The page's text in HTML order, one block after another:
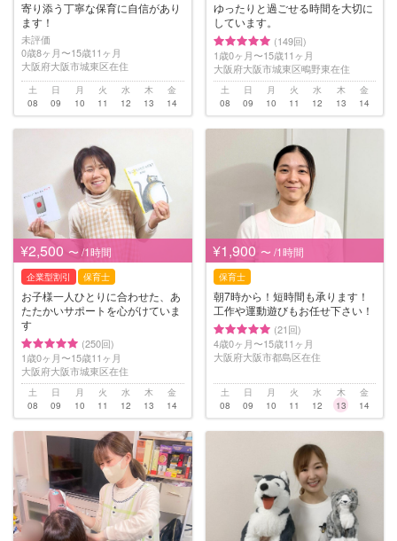
寄り添う丁寧な保育に自信があり
ます！
未評価
0歳8ヶ月〜15歳11ヶ月
大阪府大阪市城東区在住
土
08
日
09
月
10
火
11
水
12
木
13
金
14
ゆったりと過ごせる時間を大切に
しています。
(149回)
1歳0ヶ月〜15歳11ヶ月
大阪府大阪市城東区鴫野東在住
土
08
日
09
月
10
火
11
水
12
木
13
金
14
¥2,500 〜 /1時間
企業型割引 保育士
お子様一人ひとりに合わせた、あ
たたかいサポートを心がけていま
す
(250回)
1歳0ヶ月〜15歳11ヶ月
大阪府大阪市城東区在住
土
08
日
09
月
10
火
11
水
12
木
13
金
14
¥1,900 〜 /1時間
保育士
朝7時から！短時間も承ります！
工作や運動遊びもお任せ下さい！
(21回)
4歳0ヶ月〜15歳11ヶ月
大阪府大阪市都島区在住
土
08
日
09
月
10
火
11
水
12
木
13
金
14